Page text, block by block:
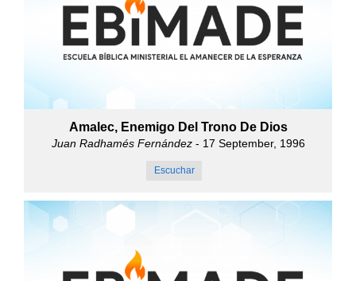
Amalec, Enemigo Del Trono De Dios
Juan Radhamés Fernández- 17 September, 1996
Escuchar